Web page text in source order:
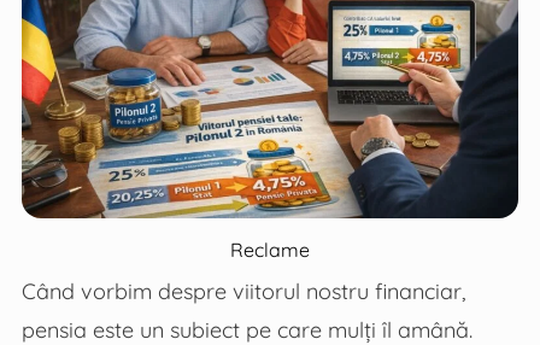
Reclame
Când vorbim despre viitorul nostru financiar,
pensia este un subiect pe care mulți îl amână.